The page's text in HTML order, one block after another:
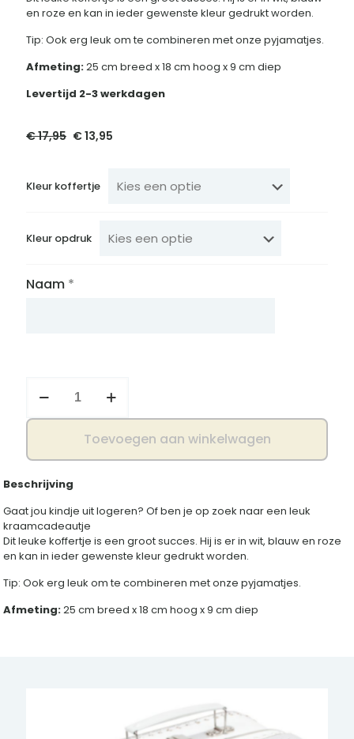
en roze en kan in ieder gewenste kleur gedrukt worden.
Tip: Ook erg leuk om te combineren met onze pyjamatjes.
Afmeting:25 cm breed x 18 cm hoog x 9 cm diep
Levertijd 2-3 werkdagen
€17,95 Oorspronkelijke
€ 17,95.
€13,95
€ 13,95.
Kleur koffertje
Kleur opdruk
Naam *
logeren
Toevoegen aan winkelwagen
Beschrijving
Gaat jou kindje uit logeren? Of ben je op zoek naar een leuk
kraamcadeautje
Dit leuke koffertje is een groot succes. Hij is er in wit, blauw en roze
en kan in ieder gewenste kleur gedrukt worden.
Tip: Ook erg leuk om te combineren met onze pyjamatjes.
Afmeting:25 cm breed x 18 cm hoog x 9 cm diep